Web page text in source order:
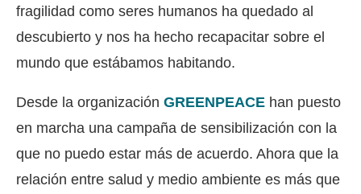
fragilidad como seres humanos ha quedado al
descubierto y nos ha hecho recapacitar sobre el
mundo que estábamos habitando.
Desde la organización GREENPEACE han puesto
en marcha una campaña de sensibilización con la
que no puedo estar más de acuerdo. Ahora que la
relación entre salud y medio ambiente es más que